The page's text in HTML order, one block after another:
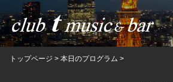
トップページ > 本日のプログラム >